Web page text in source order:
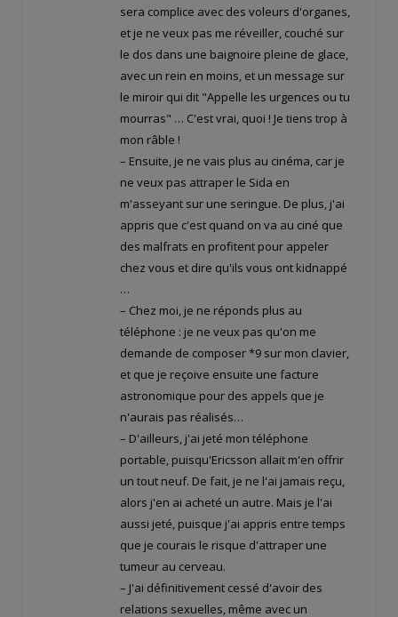
sera complice avec des voleurs d'organes,
et je ne veux pas me réveiller, couché sur
le dos dans une baignoire pleine de glace,
avec un rein en moins, et un message sur
le miroir qui dit "Appelle les urgences ou tu
mourras" … C'est vrai, quoi ! Je tiens trop à
mon râble !
– Ensuite, je ne vais plus au cinéma, car je
ne veux pas attraper le Sida en
m'asseyant sur une seringue. De plus, j'ai
appris que c'est quand on va au ciné que
des malfrats en profitent pour appeler
chez vous et dire qu'ils vous ont kidnappé
…
– Chez moi, je ne réponds plus au
téléphone : je ne veux pas qu'on me
demande de composer *9 sur mon clavier,
et que je reçoive ensuite une facture
astronomique pour des appels que je
n'aurais pas réalisés…
– D'ailleurs, j'ai jeté mon téléphone
portable, puisqu'Ericsson allait m'en offrir
un tout neuf. De fait, je ne l'ai jamais reçu,
alors j'en ai acheté un autre. Mais je l'ai
aussi jeté, puisque j'ai appris entre temps
que je courais le risque d'attraper une
tumeur au cerveau.
– J'ai définitivement cessé d'avoir des
relations sexuelles, même avec un